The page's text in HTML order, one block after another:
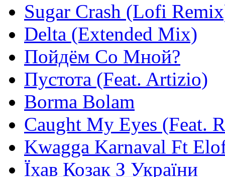
Sugar Crash (Lofi
Delta (Extended Mix)
Пойдём Со Мной?
Пустота (Feat. Artizio)
Borma Bolam
Caught My Eyes (Feat.
Kwagga Karnaval Ft
Їхав Козак З України